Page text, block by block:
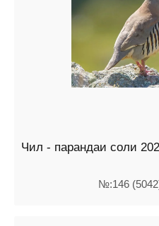
Чил - парандаи соли
№:146